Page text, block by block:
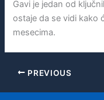
Gavi je jedan od
ostaje da se vidi kako
mesecima.
PREVIOUS